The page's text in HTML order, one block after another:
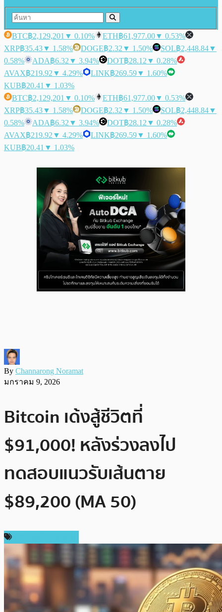
BTC฿2,129,201 ▼ 0.10% ETH฿61,977.00▼ 0.53%
XRP฿35.43▼ 1.58% DOGE฿2.32 ▼ 1.50% SOL฿2,448.84▼
0.58%
ADA฿6.32 ▼ 3.94% DOT฿28.12 ▼ 0.28%
AVAX฿219.92 ▼ 4.29% LINK฿269.59▼ 1.60%
KUB฿20.41 ▼ 1.03%
BTC฿2,129,201 ▼ 0.10% ETH฿61,977.00▼ 0.53%
XRP฿35.43▼ 1.58% DOGE฿2.32 ▼ 1.50% SOL฿2,448.84▼
0.58%
ADA฿6.32 ▼ 3.94% DOT฿28.12 ▼ 0.28%
AVAX฿219.92 ▼ 4.29% LINK฿269.59▼ 1.60%
KUB฿20.41 ▼ 1.03%
By Channarong Noramat
มกราคม 9, 2026
Bitcoin เด้งสู้ชีวิตที่
$91,000! หลังร่วงลงไป
ทดสอบแนวรับเส้นตาย
$89,200 (MA 50)